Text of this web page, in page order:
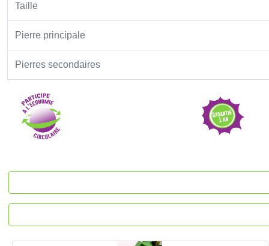
Taille
Pierre principale
Pierres secondaires